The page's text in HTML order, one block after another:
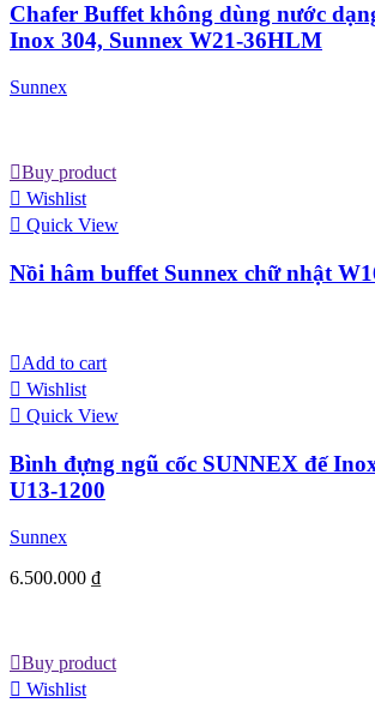
Chafer Buffet không dùng nước
Inox 304, Sunnex W21-36HLM
Sunnex
Buy product
Wishlist
Quick View
Nồi hâm buffet Sunnex chữ nhật
Add to cart
Wishlist
Quick View
Bình đựng ngũ cốc SUNNEX đế
U13-1200
Sunnex
6.500.000 ₫
Buy product
Wishlist